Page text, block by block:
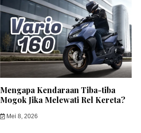
Mengapa Kendaraan Tiba-tiba
Mogok Jika Melewati Rel Kereta?
Mei 8, 2026